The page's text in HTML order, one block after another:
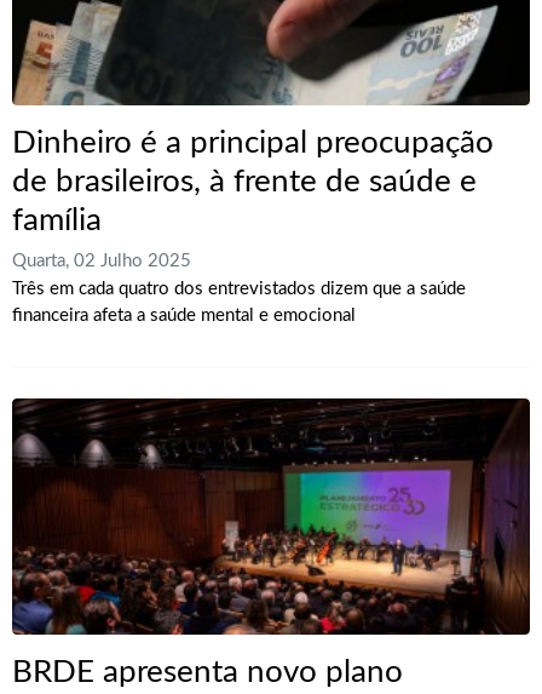
Dinheiro é a principal preocupação
de brasileiros, à frente de saúde e
família
Quarta, 02 Julho 2025
Três em cada quatro dos entrevistados dizem que a saúde
financeira afeta a saúde mental e emocional
BRDE apresenta novo plano